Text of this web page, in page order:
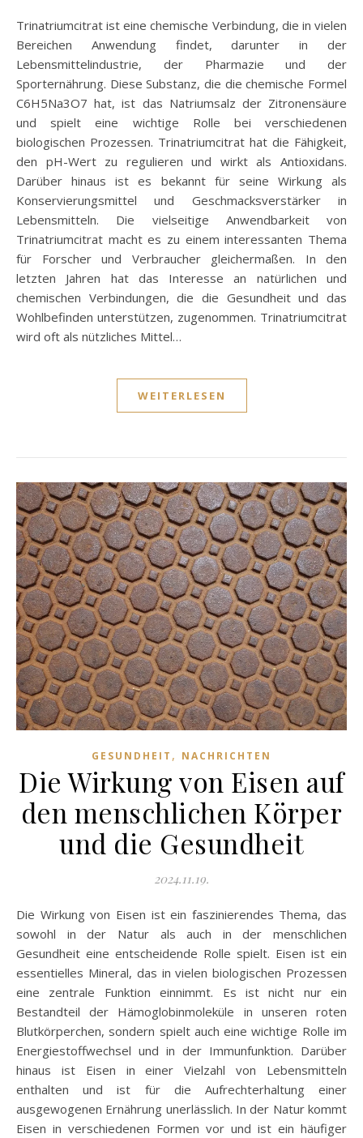
Trinatriumcitrat ist eine chemische Verbindung, die in vielen
Bereichen Anwendung findet, darunter in der
Lebensmittelindustrie, der Pharmazie und der
Sporternährung. Diese Substanz, die die chemische Formel
C6H5Na3O7 hat, ist das Natriumsalz der Zitronensäure
und spielt eine wichtige Rolle bei verschiedenen
biologischen Prozessen. Trinatriumcitrat hat die Fähigkeit,
den pH-Wert zu regulieren und wirkt als Antioxidans.
Darüber hinaus ist es bekannt für seine Wirkung als
Konservierungsmittel und Geschmacksverstärker in
Lebensmitteln. Die vielseitige Anwendbarkeit von
Trinatriumcitrat macht es zu einem interessanten Thema
für Forscher und Verbraucher gleichermaßen. In den
letzten Jahren hat das Interesse an natürlichen und
chemischen Verbindungen, die die Gesundheit und das
Wohlbefinden unterstützen, zugenommen. Trinatriumcitrat
wird oft als nützliches Mittel…
WEITERLESEN
GESUNDHEIT , NACHRICHTEN
Die Wirkung von Eisen auf
den menschlichen Körper
und die Gesundheit
2024.11.19.
Die Wirkung von Eisen ist ein faszinierendes Thema, das
sowohl in der Natur als auch in der menschlichen
Gesundheit eine entscheidende Rolle spielt. Eisen ist ein
essentielles Mineral, das in vielen biologischen Prozessen
eine zentrale Funktion einnimmt. Es ist nicht nur ein
Bestandteil der Hämoglobinmoleküle in unseren roten
Blutkörperchen, sondern spielt auch eine wichtige Rolle im
Energiestoffwechsel und in der Immunfunktion. Darüber
hinaus ist Eisen in einer Vielzahl von Lebensmitteln
enthalten und ist für die Aufrechterhaltung einer
ausgewogenen Ernährung unerlässlich. In der Natur kommt
Eisen in verschiedenen Formen vor und ist ein häufiger